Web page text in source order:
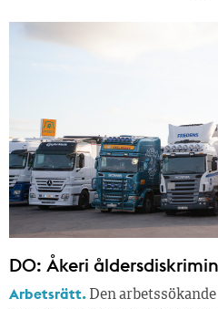
DO: Åkeri
Arbetsrätt. Den